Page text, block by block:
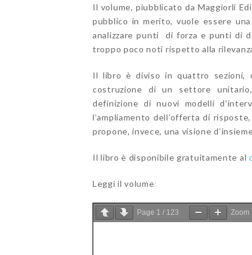
Il volume, piubblicato da Maggiorli
pubblico in merito, vuole essere
analizzare punti di forza e punti di
troppo poco noti rispetto alla
Il libro è diviso in quattro sezioni,
costruzione di un settore
definizione di nuovi modelli
l’ampliamento dell’offerta di
propone, invece, una visione
Il libro è disponibile gratuitamente al
Leggi il volume:
Page 1 / 123 Zoom